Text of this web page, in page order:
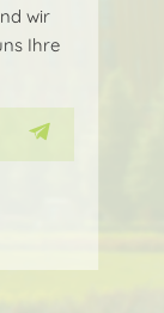
wir
Ihre